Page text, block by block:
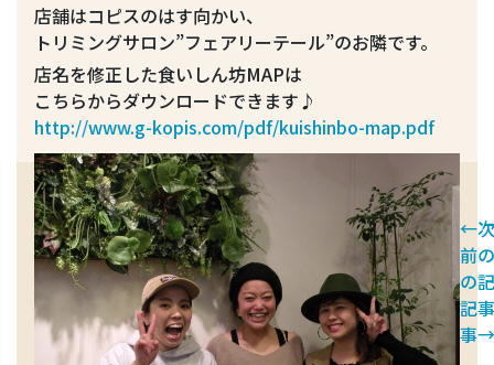
店舗はコピスのはす向かい、
トリミングサロン”フェアリーテール”のお隣です。
店名を修正した食いしん坊MAPは
こちらからダウンロードできます♪
http://www.g-kopis.com/pdf/kuishinbo-map.pdf
←
前
の
記
事
次
の
記
事
→